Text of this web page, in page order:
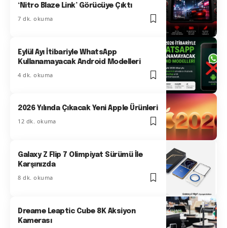
‘Nitro Blaze Link’ Görücüye Çıktı
7 dk. okuma
Eylül Ayı İtibariyle WhatsApp
Kullanamayacak Android Modelleri
4 dk. okuma
2026 Yılında Çıkacak Yeni Apple Ürünleri
12 dk. okuma
Galaxy Z Flip 7 Olimpiyat Sürümü İle
Karşınızda
8 dk. okuma
Dreame Leaptic Cube 8K Aksiyon
Kamerası